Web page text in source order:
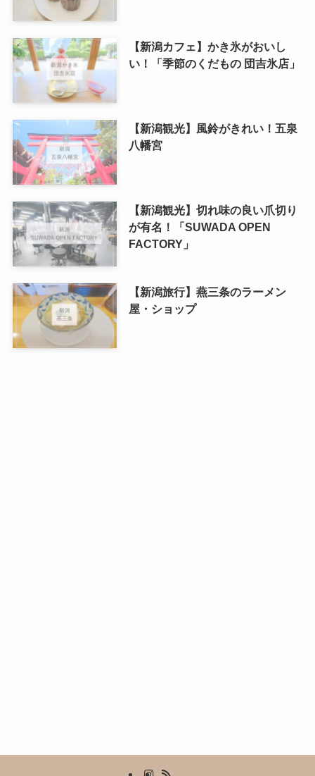
【新潟カフェ】かき氷がおいし
い！「季節のくだもの 団吉氷店」
【新潟観光】風鈴がきれい！五泉
八幡宮
【新潟観光】切れ味の良い爪切り
が有名！「SUWADA OPEN
FACTORY」
【新潟旅行】燕三条のラーメン
屋・ショップ